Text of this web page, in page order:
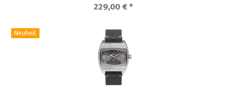
229,00 € *
Neuheit